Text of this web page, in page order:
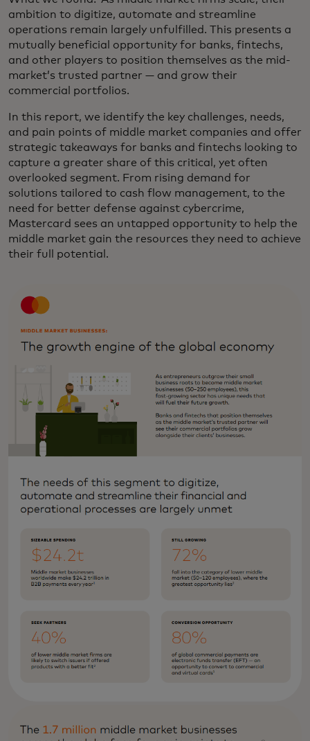
ambition to digitize, automate and streamline
operations remain largely unfulfilled. This presents a
mutually beneficial opportunity for banks, fintechs,
and other players to position themselves as the mid-
market’s trusted partner — and grow their
commercial portfolios.
In this report, we identify the key challenges, needs,
and pain points of middle market companies and offer
strategic takeaways for banks and fintechs looking to
capture a greater share of this critical, yet often
overlooked segment. From rising demand for
solutions tailored to cash flow management, to the
need for better defense against cybercrime,
Mastercard sees an untapped opportunity to help the
middle market gain the resources they need to achieve
their full potential.